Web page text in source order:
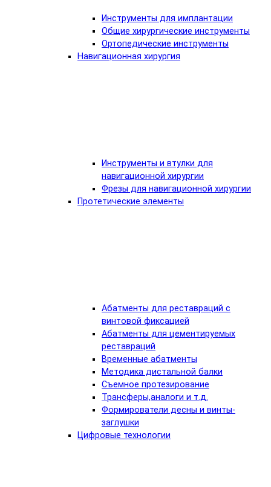
Инструменты для имплантации
Общие хирургические инструменты
Ортопедические инструменты
Навигационная хирургия
Инструменты и втулки для
навигационной хирургии
Фрезы для навигационной хирургии
Протетические элементы
Абатменты для реставраций с
винтовой фиксацией
Абатменты для цементируемых
реставраций
Временные абатменты
Методика дистальной балки
Съемное протезирование
Трансферы,аналоги и т.д.
Формирователи десны и винты-
заглушки
Цифровые технологии